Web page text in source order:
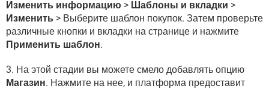
Изменить информацию > Шаблоны и вкладки >
Изменить > Выберите шаблон покупок. Затем проверьте
различные кнопки и вкладки на странице и нажмите
Применить шаблон.
3. На этой стадии вы можете смело добавлять опцию
Магазин. Нажмите на нее, и платформа предоставит